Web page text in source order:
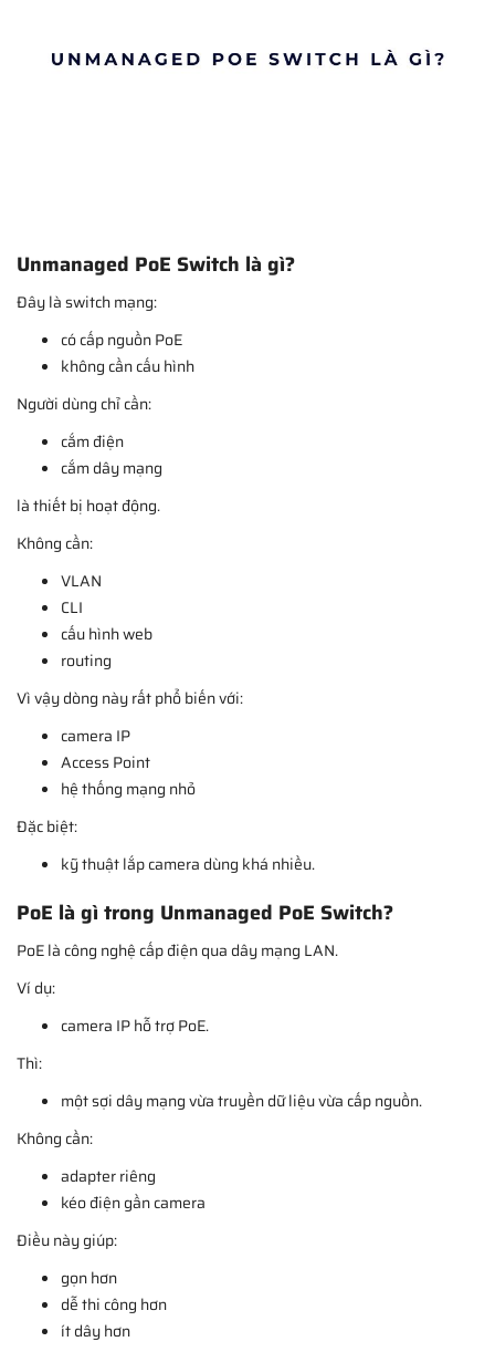
Unmanaged PoE Switch là gì?
Đây là switch mạng:
có cấp nguồn PoE
không cần cấu hình
Người dùng chỉ cần:
cắm điện
cắm dây mạng
là thiết bị hoạt động.
Không cần:
VLAN
CLI
cấu hình web
routing
Vì vậy dòng này rất phổ biến với:
camera IP
Access Point
hệ thống mạng nhỏ
Đặc biệt:
kỹ thuật lắp camera dùng khá nhiều.
PoE là gì trong Unmanaged PoE Switch?
PoE là công nghệ cấp điện qua dây mạng LAN.
Ví dụ:
camera IP hỗ trợ PoE.
Thì:
một sợi dây mạng vừa truyền dữ liệu vừa cấp nguồn.
Không cần:
adapter riêng
kéo điện gần camera
Điều này giúp:
gọn hơn
dễ thi công hơn
ít dây hơn